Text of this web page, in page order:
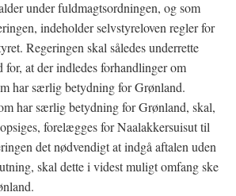
under fuldmagtsordningen, og som
indeholder selvstyreloven regler for
Regeringen skal således underrette
for, at der indledes forhandlinger om
har særlig betydning for Grønland.
har særlig betydning for Grønland, skal,
forelægges for Naalakkersuisut til
det nødvendigt at indgå aftalen uden
skal dette i videst muligt omfang ske